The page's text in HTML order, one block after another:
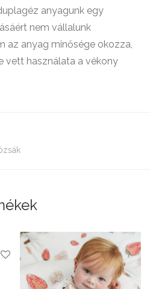
anyagunk egy
nem vállalunk
az anyag minősége okozza,
vett használata a vékony